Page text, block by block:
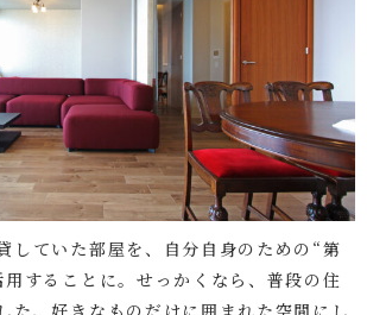
していた部屋を、自分自身のための“第
することに。せっかくなら、普段の住
た、好きなものだけに囲まれた空間にし